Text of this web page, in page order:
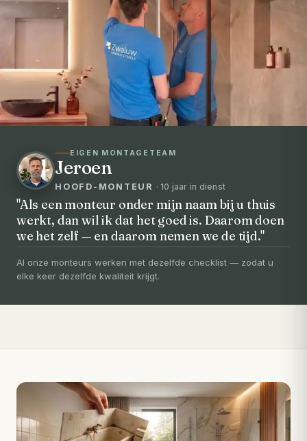
EIGEN MONTAGETEAM
Jeroen
HOOFD-MONTEUR · 10 jaar in dienst
"Als een monteur onder mijn naam bij u thuis
werkt, dan wil ik dat het goed is. Daarom doen
we het zelf — en daarom nemen we de tijd."
Al onze monteurs werken met dezelfde checklist — zodat u
elke keer dezelfde kwaliteit krijgt.
VOORHEEN → NA
Uw badkamer, volledig vernieuwd in
3-5 dagen
levertijd van slechts 4 weken.